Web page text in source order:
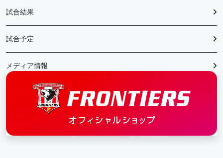
試合結果
試合予定
メディア情報